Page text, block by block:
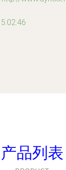
产品列表